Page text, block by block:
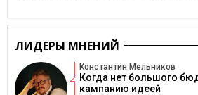
ЛИДЕРЫ МНЕНИЙ
Константин Мельников
Когда нет большого
кампанию идеей